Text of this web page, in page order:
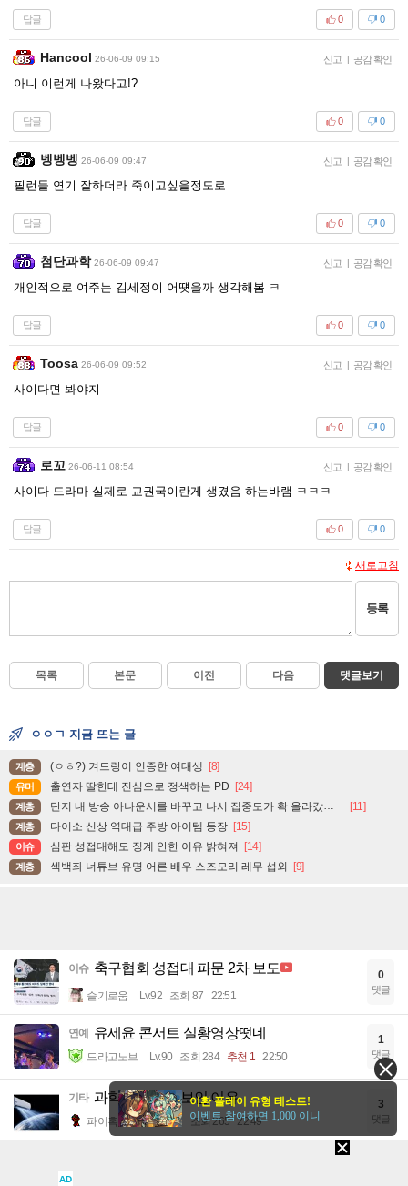
답글 0
0
Hancool 26-06-09 09:15 신고 | 공감 확인
아니 이런게 나왔다고!?
답글 0
0
벵벵벵 26-06-09 09:47 신고 | 공감 확인
필런들 연기 잘하더라 죽이고싶을정도로
답글 0
0
첨단과학 26-06-09 09:47 신고 | 공감 확인
개인적으로 여주는 김세정이 어떗을까 생각해봄 ㅋ
답글 0
0
Toosa 26-06-09 09:52 신고 | 공감 확인
사이다면 봐야지
답글 0
0
로꼬 26-06-11 08:54 신고 | 공감 확인
사이다 드라마 실제로 교권국이란게 생겼음 하는바램 ㅋㅋㅋ
답글 0
0
새로고침
등록
목록 본문 이전 다음 댓글보기
ㅇㅇㄱ 지금 뜨는 글
계층 (ㅇㅎ?) 겨드랑이 인증한 여대생 [8]
유머 출연자 딸한테 진심으로 정색하는 PD [24]
계층 단지 내 방송 아나운서를 바꾸고 나서 집중도가 확 올라갔다는 한 아파트의 안내방송 [11]
계층 다이소 신상 역대급 주방 아이템 등장 [15]
이슈 심판 성접대해도 징계 안한 이유 밝혀져 [14]
계층 섹백좌 너튜브 유명 어른 배우 스즈모리 레무 섭외 [9]
이슈 축구협회 성접대 파문 2차 보도
슬기로움 Lv.92 조회 87 22:51
0
댓글
연예 유세윤 콘서트 실황영상떳네
드라고노브 Lv.90 조회 284 추천 1 22:50
1
댓글
기타 과학자들이 바보인 이유
파이혹은파어 Lv.91 조회 265 22:49
3
댓글
AD
이환 플레이 유형 테스트!
이벤트 참여하면 1,000 이니